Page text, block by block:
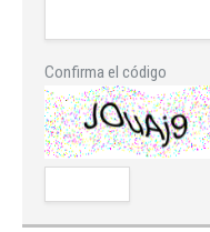
Confirma el código